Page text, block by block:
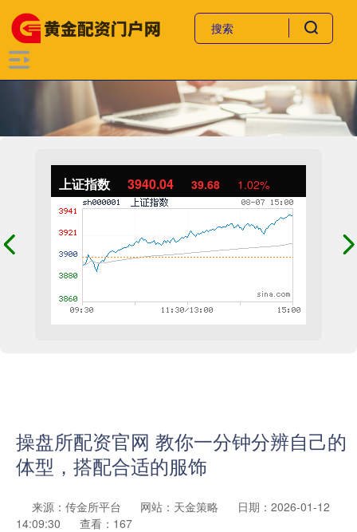
上证指数 3940.04 39.68 1.02%
操盘所配资官网 教你一分钟分辨自己的
体型，搭配合适的服饰
来源：传金所平台 网站：天金策略
日期：2026-01-12
14:09:30
查看：167